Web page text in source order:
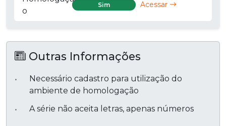
o
Sim Acessar
Outras Informações
Necessário cadastro para utilização do
ambiente de homologação
A série não aceita letras, apenas números